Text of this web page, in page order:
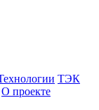
ТЭК
О проекте